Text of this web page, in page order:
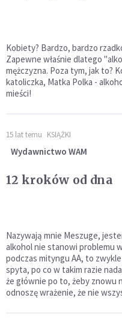
Kobiety? Bardzo, bardzo
Zapewne właśnie dlatego
mężczyzna. Poza tym, jak to?
katoliczka, Matka Polka -
mieści!
15 lat temu KSIĄŻKI
Wydawnictwo WAM
12 kroków od dna
Nazywają mnie Meszuge,
alkohol nie stanowi problemu
podczas mityngu AA, to
spyta, po co w takim razie
że głównie po to, żeby znowu
odnoszę wrażenie, że nie